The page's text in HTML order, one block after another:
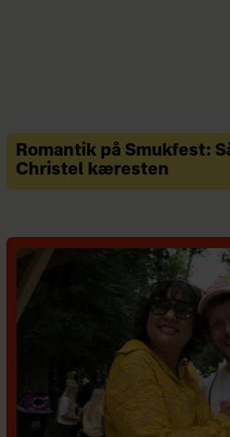
Romantik på Smukfest:
Christel kæresten